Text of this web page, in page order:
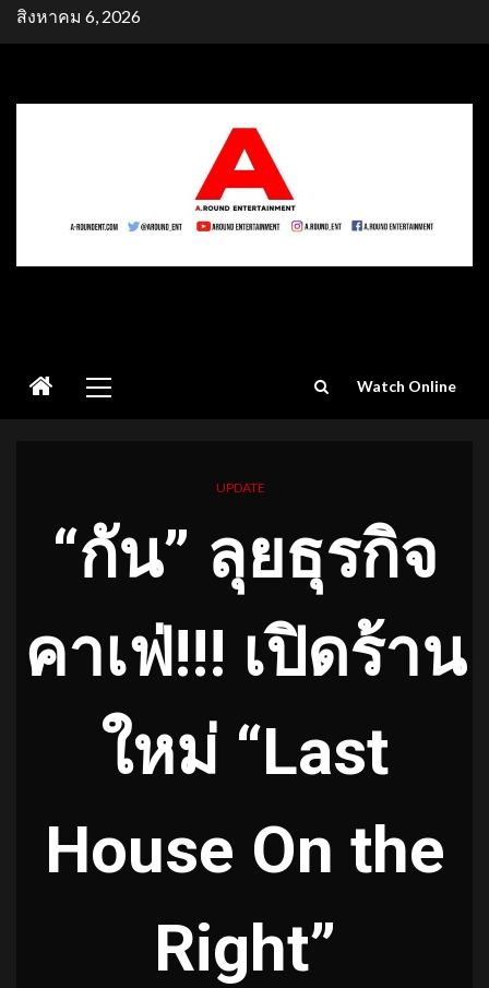
Skipสิงหาคม 6, 2026
Menu
Watch Online
UPDATE
“กัน” ลุยธุรกิจ
คาเฟ่!!! เปิดร้าน
ใหม่ “Last
House On the
Right”